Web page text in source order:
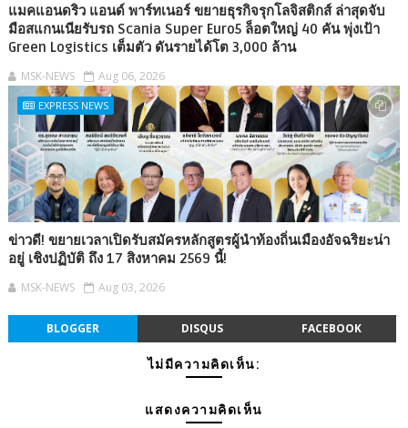
แมคแอนดริว แอนด์ พาร์ทเนอร์ ขยายธุรกิจรุกโลจิสติกส์ ล่าสุดจับ
มือสแกนเนียรับรถ Scania Super Euro5 ล็อตใหญ่ 40 คัน พุ่งเป้า
Green Logistics เต็มตัว ดันรายได้โต 3,000 ล้าน
MSK-NEWS Aug 06, 2026
EXPRESS NEWS
ข่าวดี! ขยายเวลาเปิดรับสมัครหลักสูตรผู้นำท้องถิ่นเมืองอัจฉริยะน่า
อยู่ เชิงปฏิบัติ ถึง 17 สิงหาคม 2569 นี้!
MSK-NEWS Aug 03, 2026
BLOGGER DISQUS FACEBOOK
ไม่มีความคิดเห็น:
แสดงความคิดเห็น